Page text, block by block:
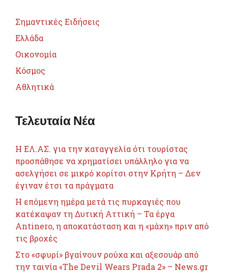
Σημαντικές Ειδήσεις
Ελλάδα
Οικονομία
Κόσμος
Αθλητικά
Τελευταία Νέα
Η ΕΛ.ΑΣ. για την καταγγελία ότι τουρίστας
προσπάθησε να χρηματίσει υπάλληλο για να
ασελγήσει σε μικρό κορίτσι στην Κρήτη – Δεν
έγιναν έτσι τα πράγματα
Η επόμενη ημέρα μετά τις πυρκαγιές που
κατέκαψαν τη Δυτική Αττική – Τα έργα
Antinero, η αποκατάσταση και η «μάχη» πριν από
τις βροχές
Στο «σφυρί» βγαίνουν ρούχα και αξεσουάρ από
την ταινία «The Devil Wears Prada 2» – News.gr